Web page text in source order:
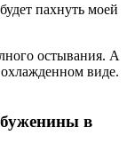
пахнуть моей
остывания. А
охлажденном виде.
в